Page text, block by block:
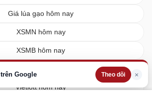
Google Theo dõi ×
Giá lúa gạo hôm nay
XSMN hôm nay
XSMB hôm nay
Vietlott hôm nay